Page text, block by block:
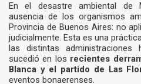
En el desastre ambiental de
ausencia de los organismos
Provincia de Buenos Aires: no
judicialmente. Esta es una
las distintas administraciones
sucedió en los recientes
Blanca y el partido de Las
eventos bonaerenses.